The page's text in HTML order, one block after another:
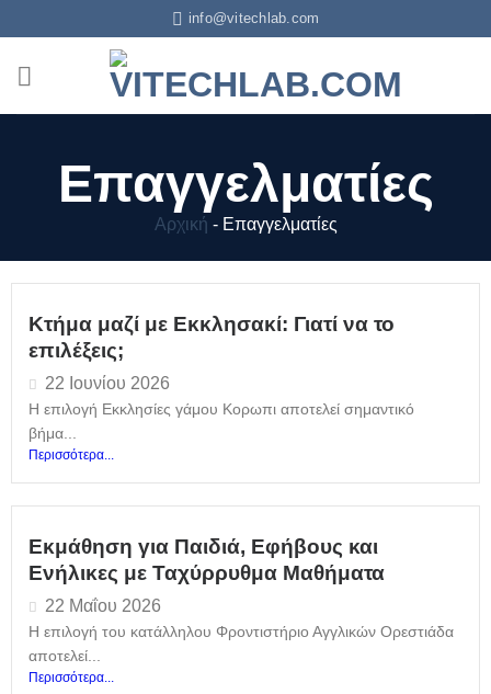
info@vitechlab.com
Επαγγελματίες
Αρχική - Επαγγελματίες
Κτήμα μαζί με Εκκλησακί: Γιατί να το
επιλέξεις;
22 Ιουνίου 2026
Η επιλογή Εκκλησίες γάμου Κορωπι αποτελεί σημαντικό
βήμα...
Περισσότερα...
Εκμάθηση για Παιδιά, Εφήβους και
Ενήλικες με Ταχύρρυθμα Μαθήματα
22 Μαΐου 2026
Η επιλογή του κατάλληλου Φροντιστήριο Αγγλικών Ορεστιάδα
αποτελεί...
Περισσότερα...